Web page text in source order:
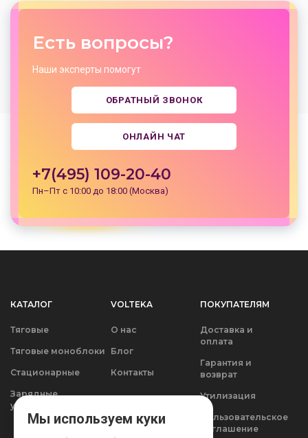
Есть вопросы?
Наши эксперты помогут
ОБРАТНЫЙ ЗВОНОК
ОНЛАЙН ЧАТ
+7(495) 109-20-40
Пн–Пт с 10:00 до 18:00 (Москва)
КАТАЛОГ
Тяговые
Тяговые моноблоки
Стационарные
Зарядные
устройства
VOLTEKA
О нас
Блог
Контакты
ПОКУПАТЕЛЯМ
Доставка и
оплата
Гарантия и
возврат
Утилизация
Пользовательское
соглашение
Мы используем куки